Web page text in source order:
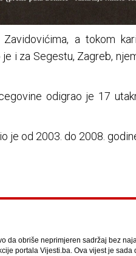
a tokom
i za Segestu, Zagreb,
odigrao je 17
je od 2003. do 2008.
da obriše neprimjeren sadržaj bez
portala Vijesti.ba. Ova vijest je sada